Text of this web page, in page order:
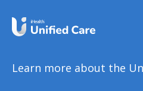
Learn more about the